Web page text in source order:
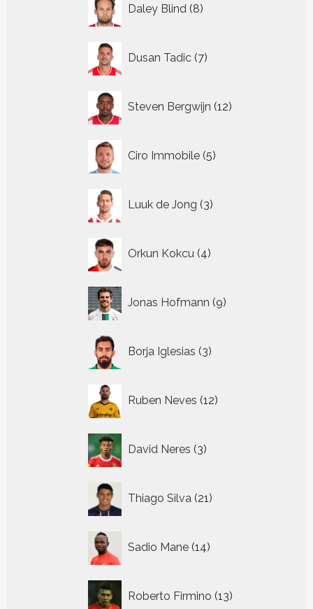
Daley Blind 8
producten
Dusan Tadic 7
producten
Steven Bergwijn 12
producten
Ciro Immobile 5
producten
Luuk de Jong 3
producten
Orkun Kokcu 4
producten
Jonas Hofmann 9
producten
Borja Iglesias 3
producten
Ruben Neves 12
producten
David Neres 3
producten
Thiago Silva 21
producten
Sadio Mane 14
producten
Roberto Firmino 13
producten